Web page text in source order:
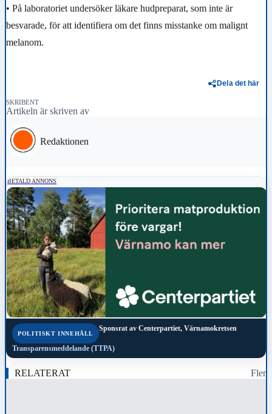
• På laboratoriet undersöker läkare hudpreparat, som inte är
besvarade, för att identifiera om det finns misstanke om malignt
melanom.
Dela det här
SKRIBENT
Artikeln är skriven av
Redaktionen
BETALD ANNONS
POLITISKT INNEHÅLL
Sponsrat av Centerpartiet, Värnamokretsen
Transparensmeddelande (TTPA)
RELATERAT Fler